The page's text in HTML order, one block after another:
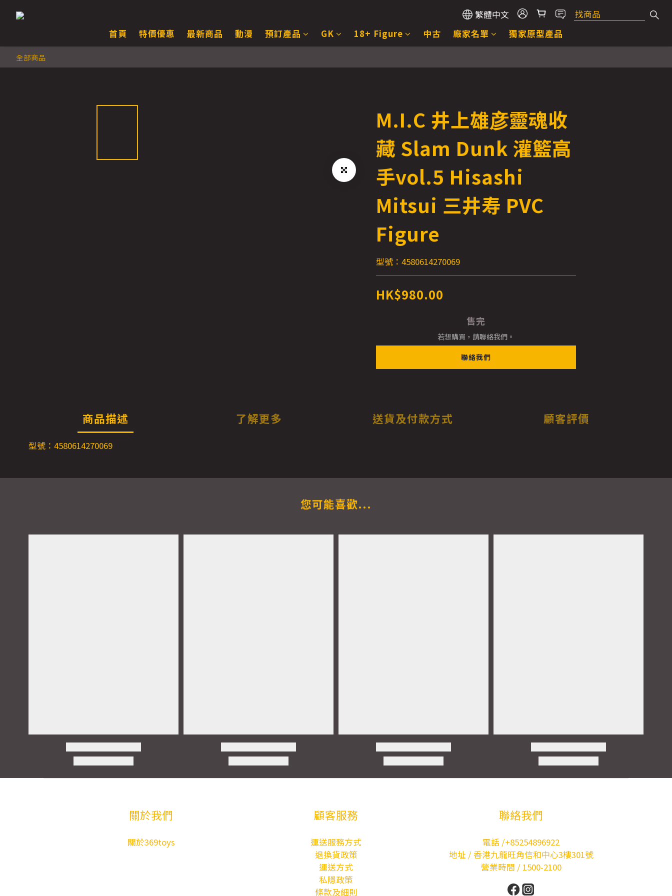
繁體中文
首頁
特價優惠 最新商品 動漫 預訂產品 GK 18+ Figure 中古 廠家名單 獨家原型產品
全部商品
M.I.C 井上雄彦靈魂收
藏 Slam Dunk 灌籃高
手vol.5 Hisashi
Mitsui 三井寿 PVC
Figure
型號：4580614270069
HK$980.00
售完
若想購買，請聯絡我們。
聯絡我們
商品描述 了解更多 送貨及付款方式 顧客評價
型號：4580614270069
您可能喜歡...
關於我們
關於369toys
顧客服務
運送服務方式
退換貨政策
運送方式
私隱政策
條款及細則
聯絡我們
電話 /+85254896922
地址 / 香港九龍旺角信和中心3樓301號
營業時間 / 1500-2100